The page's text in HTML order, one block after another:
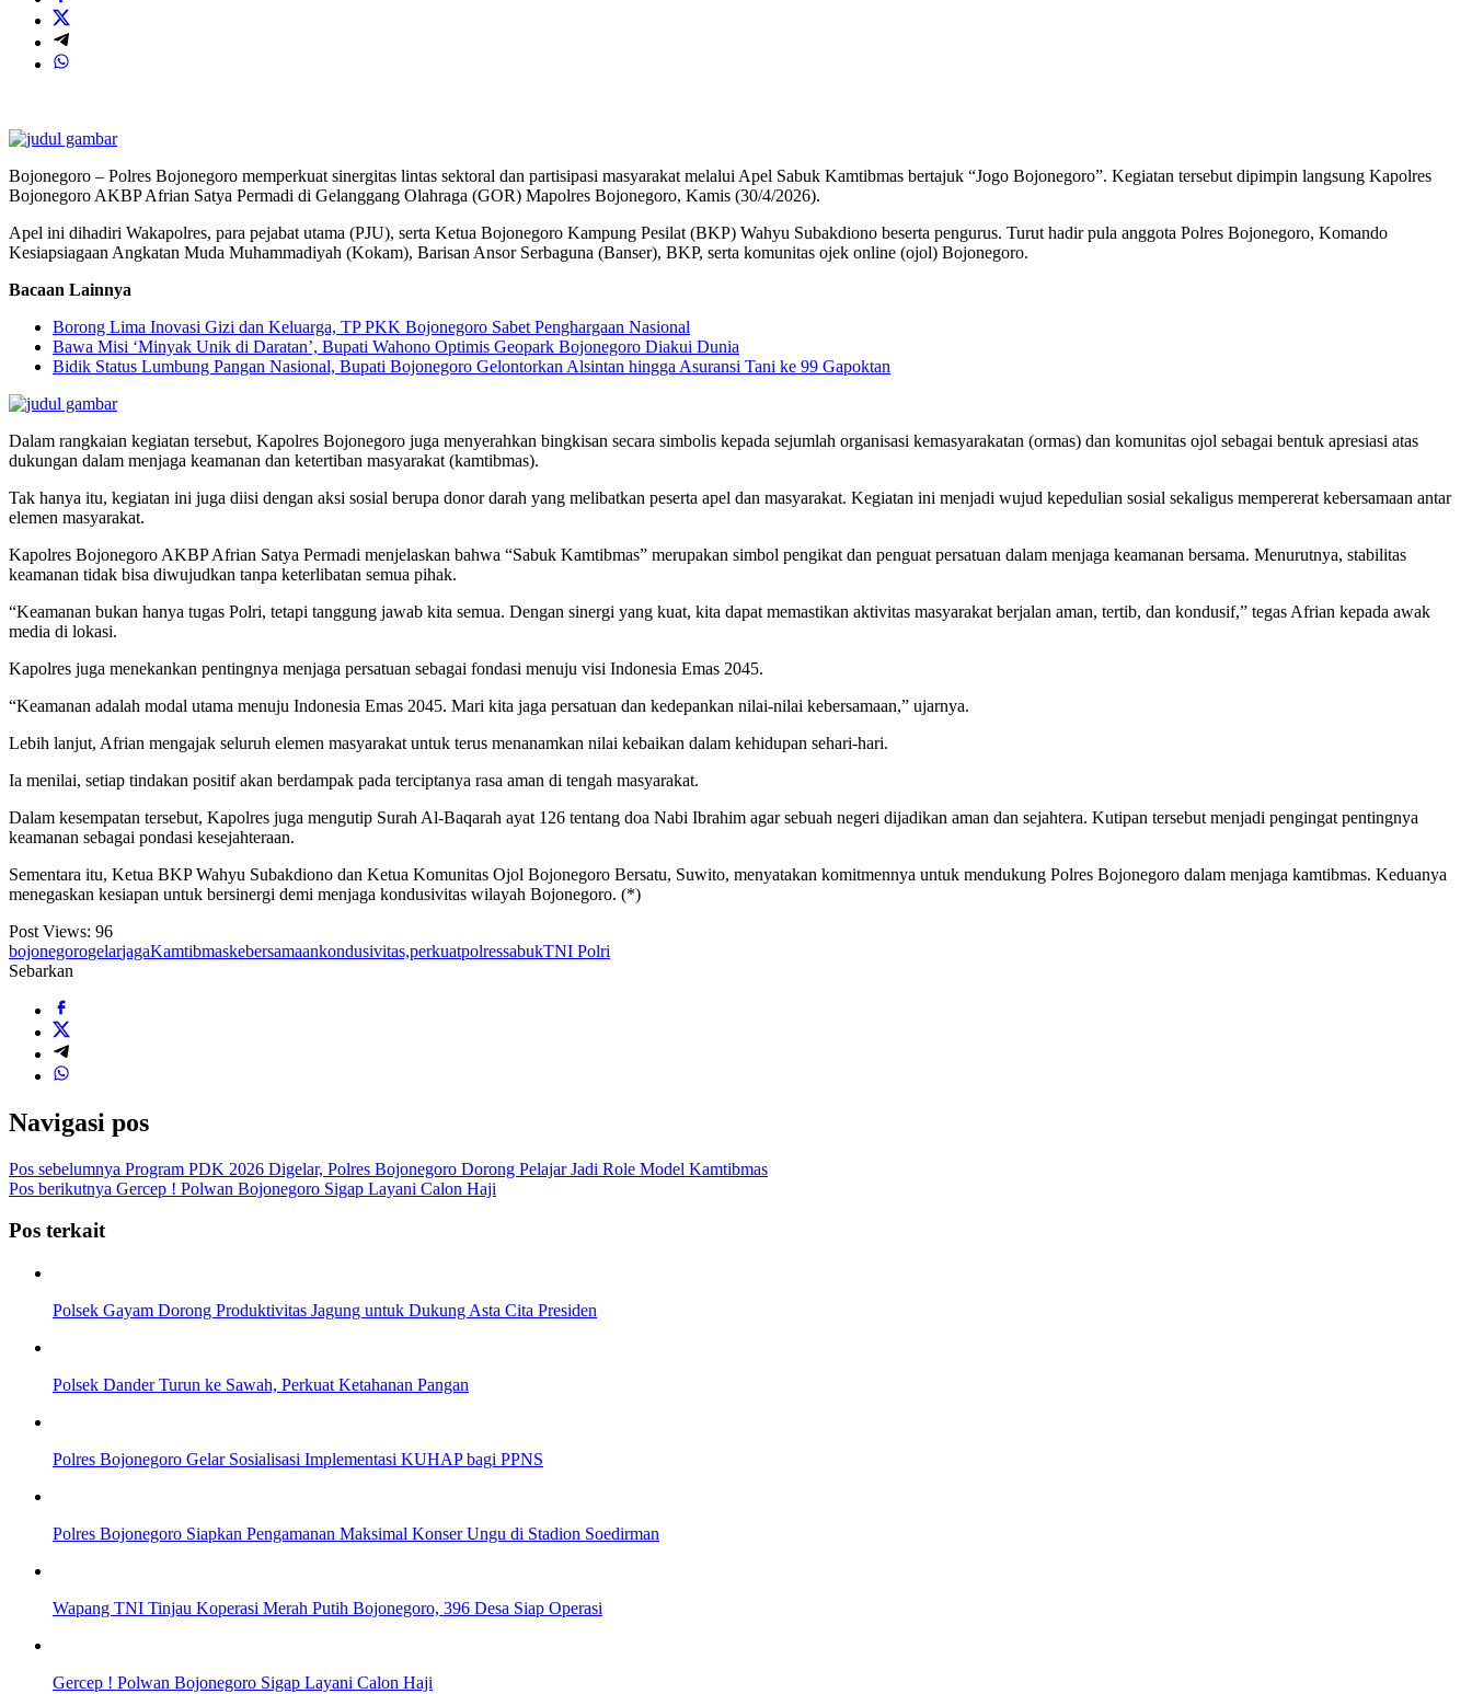
Bojonegoro – Polres Bojonegoro memperkuat sinergitas lintas sektoral dan partisipasi masyarakat melalui Apel Sabuk Kamtibmas bertajuk “Jogo Bojonegoro”. Kegiatan tersebut dipimpin langsung Kapolres
Bojonegoro AKBP Afrian Satya Permadi di Gelanggang Olahraga (GOR) Mapolres Bojonegoro, Kamis (30/4/2026).
Apel ini dihadiri Wakapolres, para pejabat utama (PJU), serta Ketua Bojonegoro Kampung Pesilat (BKP) Wahyu Subakdiono beserta pengurus. Turut hadir pula anggota Polres Bojonegoro, Komando
Kesiapsiagaan Angkatan Muda Muhammadiyah (Kokam), Barisan Ansor Serbaguna (Banser), BKP, serta komunitas ojek online (ojol) Bojonegoro.
Bacaan Lainnya
Borong Lima Inovasi Gizi dan Keluarga, TP PKK Bojonegoro Sabet Penghargaan Nasional
Bawa Misi ‘Minyak Unik di Daratan’, Bupati Wahono Optimis Geopark Bojonegoro Diakui Dunia
Bidik Status Lumbung Pangan Nasional, Bupati Bojonegoro Gelontorkan Alsintan hingga Asuransi Tani ke 99 Gapoktan
Dalam rangkaian kegiatan tersebut, Kapolres Bojonegoro juga menyerahkan bingkisan secara simbolis kepada sejumlah organisasi kemasyarakatan (ormas) dan komunitas ojol sebagai bentuk apresiasi atas
dukungan dalam menjaga keamanan dan ketertiban masyarakat (kamtibmas).
Tak hanya itu, kegiatan ini juga diisi dengan aksi sosial berupa donor darah yang melibatkan peserta apel dan masyarakat. Kegiatan ini menjadi wujud kepedulian sosial sekaligus mempererat kebersamaan antar
elemen masyarakat.
Kapolres Bojonegoro AKBP Afrian Satya Permadi menjelaskan bahwa “Sabuk Kamtibmas” merupakan simbol pengikat dan penguat persatuan dalam menjaga keamanan bersama. Menurutnya, stabilitas
keamanan tidak bisa diwujudkan tanpa keterlibatan semua pihak.
“Keamanan bukan hanya tugas Polri, tetapi tanggung jawab kita semua. Dengan sinergi yang kuat, kita dapat memastikan aktivitas masyarakat berjalan aman, tertib, dan kondusif,” tegas Afrian kepada awak
media di lokasi.
Kapolres juga menekankan pentingnya menjaga persatuan sebagai fondasi menuju visi Indonesia Emas 2045.
“Keamanan adalah modal utama menuju Indonesia Emas 2045. Mari kita jaga persatuan dan kedepankan nilai-nilai kebersamaan,” ujarnya.
Lebih lanjut, Afrian mengajak seluruh elemen masyarakat untuk terus menanamkan nilai kebaikan dalam kehidupan sehari-hari.
Ia menilai, setiap tindakan positif akan berdampak pada terciptanya rasa aman di tengah masyarakat.
Dalam kesempatan tersebut, Kapolres juga mengutip Surah Al-Baqarah ayat 126 tentang doa Nabi Ibrahim agar sebuah negeri dijadikan aman dan sejahtera. Kutipan tersebut menjadi pengingat pentingnya
keamanan sebagai pondasi kesejahteraan.
Sementara itu, Ketua BKP Wahyu Subakdiono dan Ketua Komunitas Ojol Bojonegoro Bersatu, Suwito, menyatakan komitmennya untuk mendukung Polres Bojonegoro dalam menjaga kamtibmas. Keduanya
menegaskan kesiapan untuk bersinergi demi menjaga kondusivitas wilayah Bojonegoro. (*)
Post Views: 96
bojonegorogelarjagaKamtibmaskebersamaankondusivitas,perkuatpolressabukTNI Polri
Sebarkan
Navigasi pos
Pos sebelumnya Program PDK 2026 Digelar, Polres Bojonegoro Dorong Pelajar Jadi Role Model Kamtibmas
Pos berikutnya Gercep ! Polwan Bojonegoro Sigap Layani Calon Haji
Pos terkait
Polsek Gayam Dorong Produktivitas Jagung untuk Dukung Asta Cita Presiden
Polsek Dander Turun ke Sawah, Perkuat Ketahanan Pangan
Polres Bojonegoro Gelar Sosialisasi Implementasi KUHAP bagi PPNS
Polres Bojonegoro Siapkan Pengamanan Maksimal Konser Ungu di Stadion Soedirman
Wapang TNI Tinjau Koperasi Merah Putih Bojonegoro, 396 Desa Siap Operasi
Gercep ! Polwan Bojonegoro Sigap Layani Calon Haji